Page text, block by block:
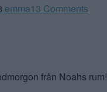
emma13 Comments
från Noahs rum!